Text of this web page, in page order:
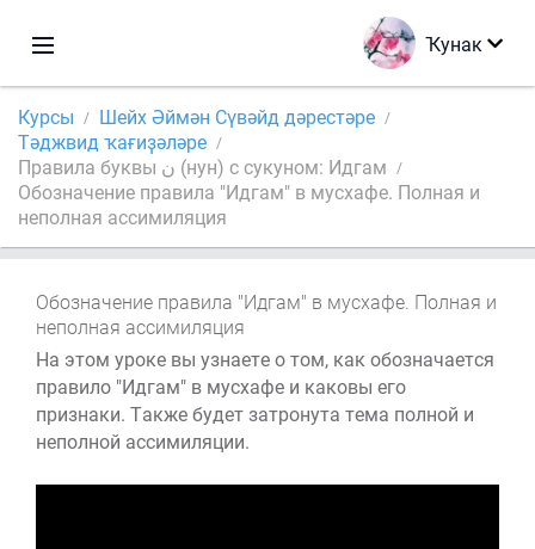
Ҡунак
Курсы
Шейх Әймән Сүвәйд дәрестәре
Тәджвид ҡағиҙәләре
Правила буквы ن (нун) с сукуном: Идгам
Обозначение правила "Идгам" в мусхафе. Полная и
неполная ассимиляция
Обозначение правила "Идгам" в мусхафе. Полная и
неполная ассимиляция
На этом уроке вы узнаете о том, как обозначается
правило "Идгам" в мусхафе и каковы его
признаки. Также будет затронута тема полной и
неполной ассимиляции.